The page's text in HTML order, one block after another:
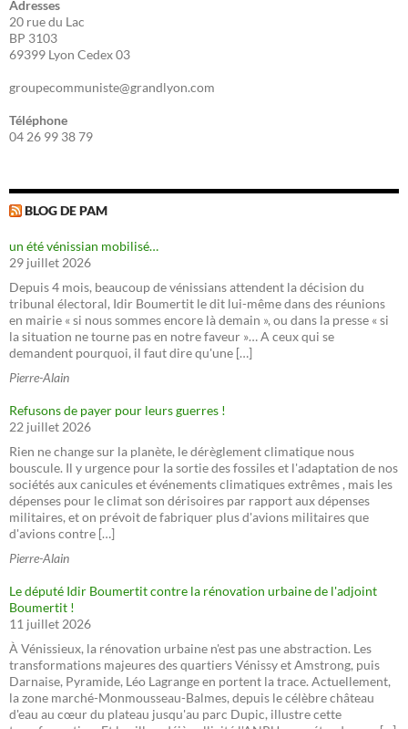
Adresses
20 rue du Lac
BP 3103
69399 Lyon Cedex 03
groupecommuniste@grandlyon.com
Téléphone
04 26 99 38 79
BLOG DE PAM
un été vénissian mobilisé…
29 juillet 2026
Depuis 4 mois, beaucoup de vénissians attendent la décision du
tribunal électoral, Idir Boumertit le dit lui-même dans des réunions
en mairie « si nous sommes encore là demain », ou dans la presse « si
la situation ne tourne pas en notre faveur »… A ceux qui se
demandent pourquoi, il faut dire qu'une […]
Pierre-Alain
Refusons de payer pour leurs guerres !
22 juillet 2026
Rien ne change sur la planète, le dérèglement climatique nous
bouscule. Il y urgence pour la sortie des fossiles et l'adaptation de nos
sociétés aux canicules et événements climatiques extrêmes , mais les
dépenses pour le climat son dérisoires par rapport aux dépenses
militaires, et on prévoit de fabriquer plus d'avions militaires que
d'avions contre […]
Pierre-Alain
Le député Idir Boumertit contre la rénovation urbaine de l'adjoint
Boumertit !
11 juillet 2026
À Vénissieux, la rénovation urbaine n'est pas une abstraction. Les
transformations majeures des quartiers Vénissy et Amstrong, puis
Darnaise, Pyramide, Léo Lagrange en portent la trace. Actuellement,
la zone marché-Monmousseau-Balmes, depuis le célèbre château
d'eau au cœur du plateau jusqu'au parc Dupic, illustre cette